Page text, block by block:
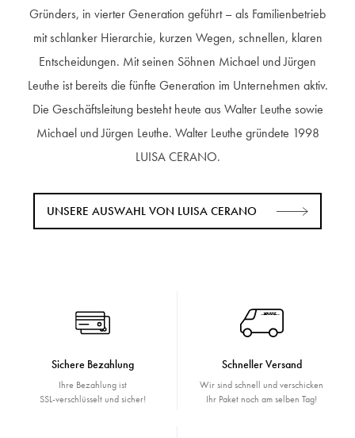
Gründers, in vierter Generation geführt – als Familienbetrieb
mit schlanker Hierarchie, kurzen Wegen, schnellen, klaren
Entscheidungen. Mit seinen Söhnen Michael und Jürgen
Leuthe ist bereits die fünfte Generation im Unternehmen aktiv.
Die Geschäftsleitung besteht heute aus Walter Leuthe sowie
Michael und Jürgen Leuthe. Walter Leuthe gründete 1998
LUISA CERANO.
UNSERE AUSWAHL VON LUISA CERANO
Sichere Bezahlung
Ihre Bezahlung ist
SSL-verschlüsselt und sicher!
Schneller Versand
Wir sind schnell und verschicken
Ihr Paket noch am selben Tag!